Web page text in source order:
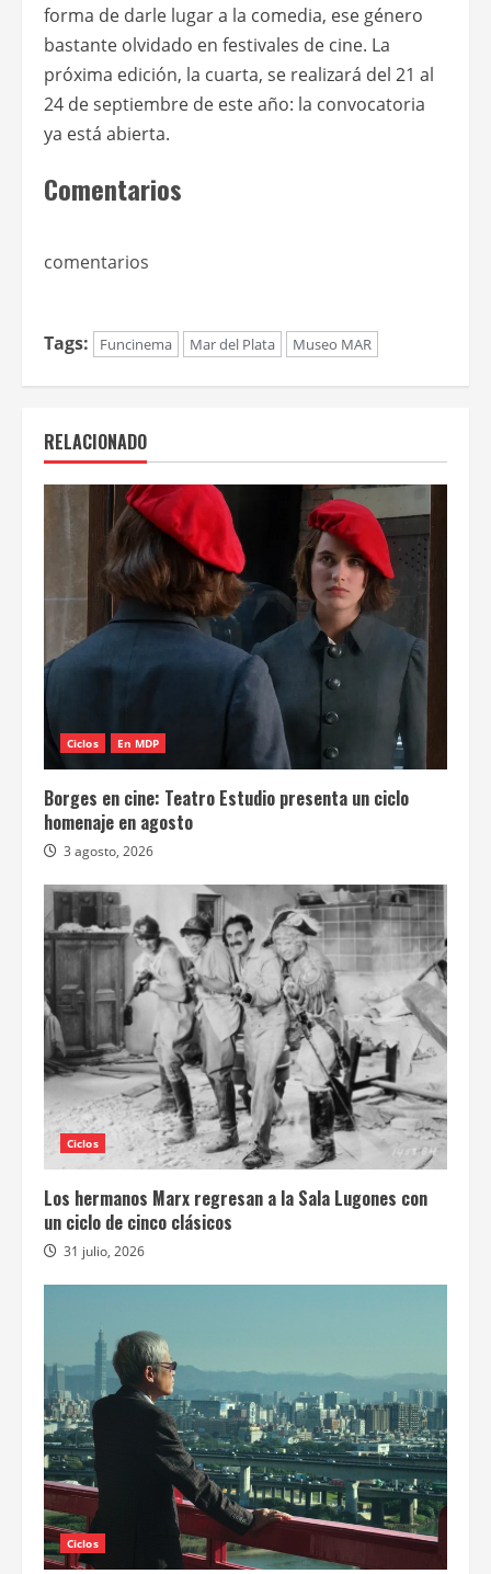
forma de darle lugar a la comedia, ese género
bastante olvidado en festivales de cine. La
próxima edición, la cuarta, se realizará del 21 al
24 de septiembre de este año: la convocatoria
ya está abierta.
Comentarios
comentarios
Tags: Funcinema Mar del Plata Museo MAR
RELACIONADO
Ciclos En MDP
Borges en cine: Teatro Estudio presenta un ciclo
homenaje en agosto
3 agosto, 2026
Ciclos
Los hermanos Marx regresan a la Sala Lugones con
un ciclo de cinco clásicos
31 julio, 2026
Ciclos